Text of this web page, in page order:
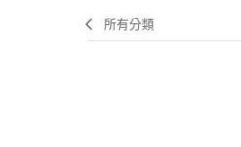
所有分類